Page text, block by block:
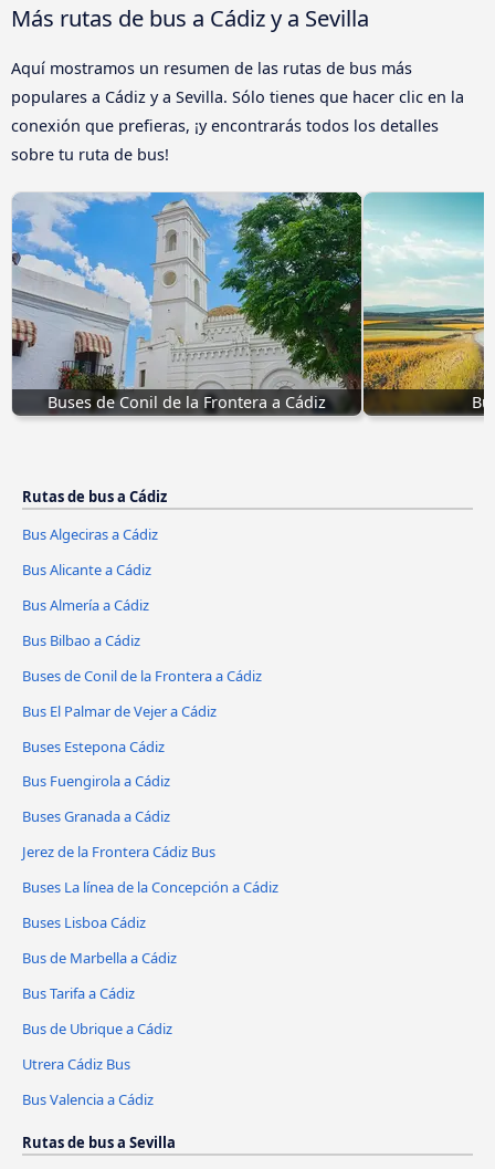
Más rutas de bus a Cádiz y a Sevilla
Aquí mostramos un resumen de las rutas de bus más
populares a Cádiz y a Sevilla. Sólo tienes que hacer clic en la
conexión que prefieras, ¡y encontrarás todos los detalles
sobre tu ruta de bus!
Buses de Conil de la Frontera a Cádiz
Rutas de bus a Cádiz
Bus Algeciras a Cádiz
Bus Alicante a Cádiz
Bus Almería a Cádiz
Bus Bilbao a Cádiz
Buses de Conil de la Frontera a Cádiz
Bus El Palmar de Vejer a Cádiz
Buses Estepona Cádiz
Bus Fuengirola a Cádiz
Buses Granada a Cádiz
Jerez de la Frontera Cádiz Bus
Buses La línea de la Concepción a Cádiz
Buses Lisboa Cádiz
Bus de Marbella a Cádiz
Bus Tarifa a Cádiz
Bus de Ubrique a Cádiz
Utrera Cádiz Bus
Bus Valencia a Cádiz
Rutas de bus a Sevilla